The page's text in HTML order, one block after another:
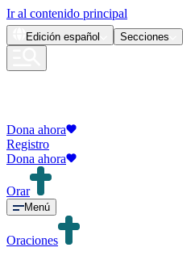
Ir al contenido principal
Edición español Secciones
Dona ahora
Registro
Dona ahora
Orar
Menú
Oraciones